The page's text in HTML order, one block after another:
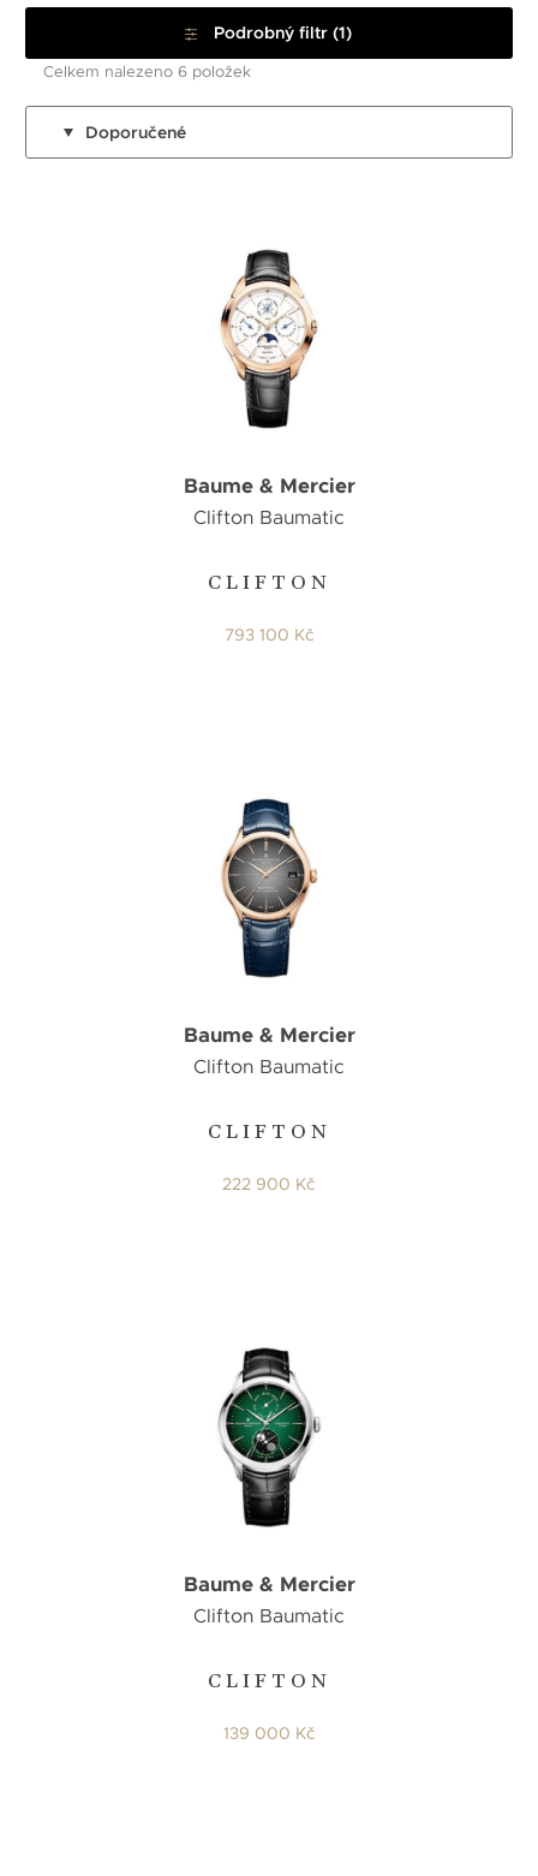
Podrobný filtr (1)
Celkem nalezeno 6 položek
Doporučené
CLIFTON
Baume & Mercier
Clifton Baumatic
793 100 Kč
CLIFTON
Baume & Mercier
Clifton Baumatic
222 900 Kč
CLIFTON
Baume & Mercier
Clifton Baumatic
139 000 Kč